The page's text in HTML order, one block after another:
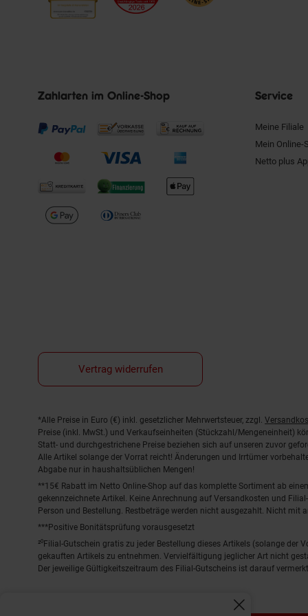
Fenster
Zahlarten im Online-Shop Service
Meine Filiale
Mein Online-
Netto plus
Vertrag widerrufen
Fußnoten
*Alle Preise in Euro (€) inkl. gesetzlicher Mehrwertsteuer, zzgl.
Preise (inkl. MwSt.) und Verkaufseinheiten (Stückzahl/Mengeneinheit)
Statt- und durchgestrichene Preise beziehen sich auf unseren zuvor
Alle Artikel solange der Vorrat reicht! Änderungen und Irrtümer
Abgabe nur in haushaltsüblichen Mengen!
**15€ Rabatt im Netto Online-Shop auf das komplette Sortiment ab
gekennzeichnete Artikel. Keine Anrechnung auf Versandkosten und
Person und Bestellung. Restbeträge werden nicht ausgezahlt. Nicht mit
***Positive Bonitätsprüfung vorausgesetzt
²⁰Filial-Gutschein gratis zu jeder Bestellung dieses Artikels (solange
gekauften Artikels zu entnehmen. Vervielfältigung jeglicher Art nicht
Der jeweilige Gültigkeitszeitraum des Filial-Gutscheins ist darauf vermerkt.